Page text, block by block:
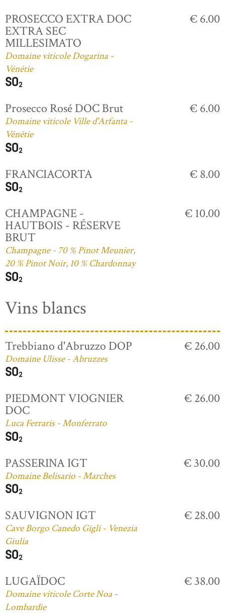
PROSECCO EXTRA DOC
EXTRA SEC
MILLESIMATO
Domaine viticole Dogarina -
Vénétie
€ 6.00
Prosecco Rosé DOC Brut
Domaine viticole Ville d'Arfanta -
Vénétie
€ 6.00
FRANCIACORTA € 8.00
CHAMPAGNE -
HAUTBOIS - RÉSERVE
BRUT
Champagne - 70 % Pinot Meunier,
20 % Pinot Noir, 10 % Chardonnay
€ 10.00
Vins blancs
Trebbiano d'Abruzzo DOP
Domaine Ulisse - Abruzzes
€ 26.00
PIEDMONT VIOGNIER
DOC
Luca Ferraris - Monferrato
€ 26.00
PASSERINA IGT
Domaine Belisario - Marches
€ 30.00
SAUVIGNON IGT
Cave Borgo Canedo Gigli - Venezia
Giulia
€ 28.00
LUGAÏDOC
Domaine viticole Corte Noa -
Lombardie
€ 38.00